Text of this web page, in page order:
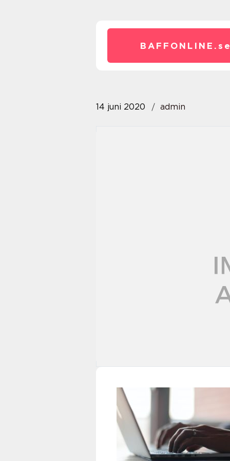
BAFFONLINE.
14 juni 2020 admin